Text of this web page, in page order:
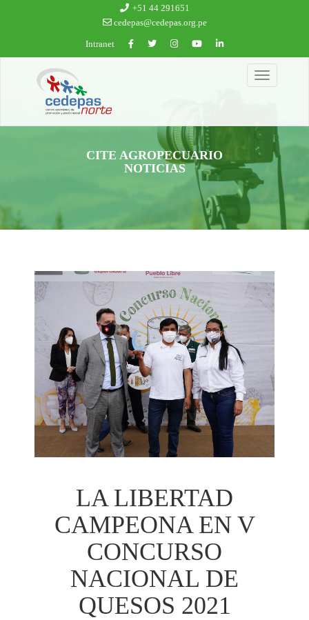
+51 44 291651
cedepas@cedepas.org.pe
Intranet
Toggle
navigation
CITE AGROPECUARIO
NOTICIAS
LA LIBERTAD
CAMPEONA EN V
CONCURSO
NACIONAL DE
QUESOS 2021